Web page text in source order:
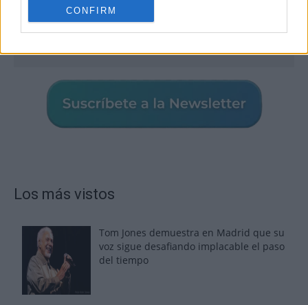
CONFIRM
Los más vistos
Tom Jones demuestra en Madrid que su
voz sigue desafiando implacable el paso
del tiempo